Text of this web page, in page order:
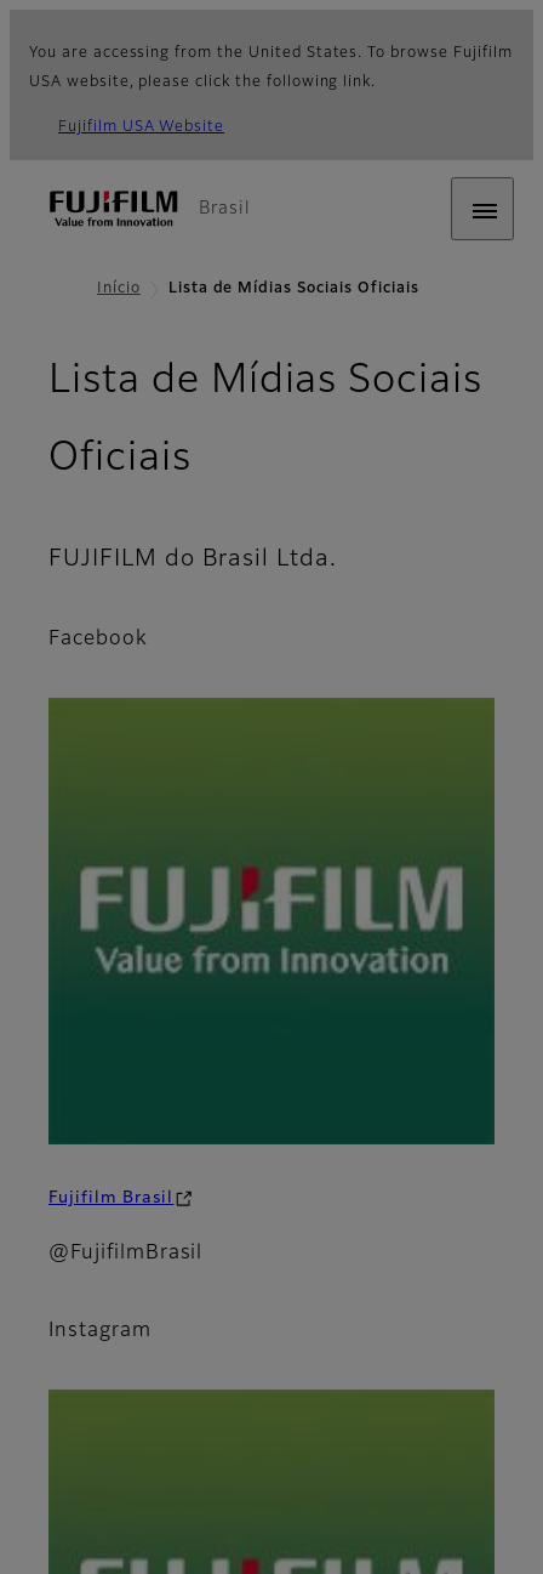
You are accessing from the United States. To browse Fujifilm
USA website, please click the following link.
Fujifilm USA Website
Brasil
Início Lista de Mídias Sociais Oficiais
Lista de Mídias Sociais
Oficiais
FUJIFILM do Brasil Ltda.
Facebook
Fujifilm Brasil
@FujifilmBrasil
Instagram